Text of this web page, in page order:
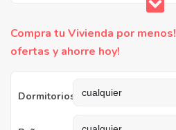
Heights incluye propiedades en
bancarias y casas en remate en
Encuentre lo que necesita y
Compra tu Vivienda por
ofertas y ahorre hoy!
Dormitorios